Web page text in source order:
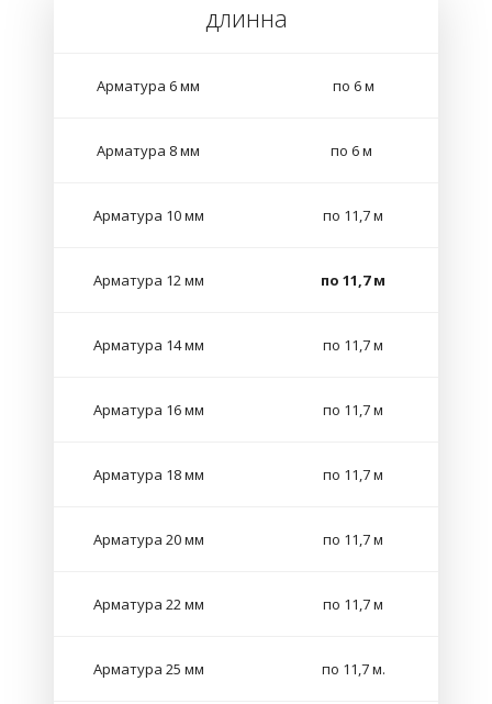
длинна
Арматура 6 мм по 6 м
Арматура 8 мм по 6 м
Арматура 10 мм по 11,7 м
Арматура 12 мм по 11,7 м
Арматура 14 мм по 11,7 м
Арматура 16 мм по 11,7 м
Арматура 18 мм по 11,7 м
Арматура 20 мм по 11,7 м
Арматура 22 мм по 11,7 м
Арматура 25 мм по 11,7 м.